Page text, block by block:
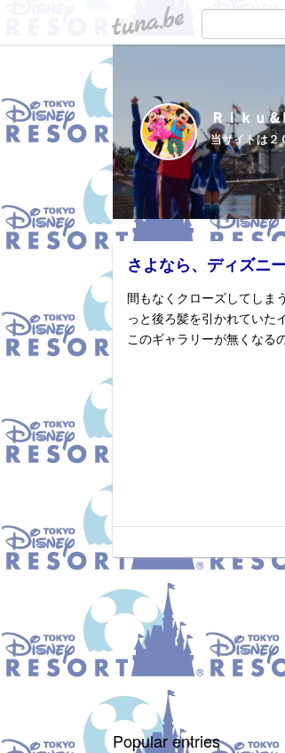
tuna.be
Ｒｉｋｕ
さよなら、ディズニ
間もなくクローズしてしま
っと後ろ髪を引かれていた
このギャラリーが無くなる
Popular entries